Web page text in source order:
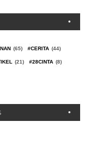
(65) #CERITA (44)
(21) #28CINTA (8)